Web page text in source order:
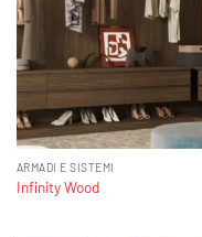
ARMADI E SISTEMI
Infinity Wood